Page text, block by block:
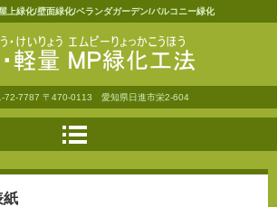
量ＭＰ緑化工法
上緑化/壁面緑化/ベランダガーデン/バルコニー緑化
72-7787 〒470-0113 愛知県日進市栄2-604